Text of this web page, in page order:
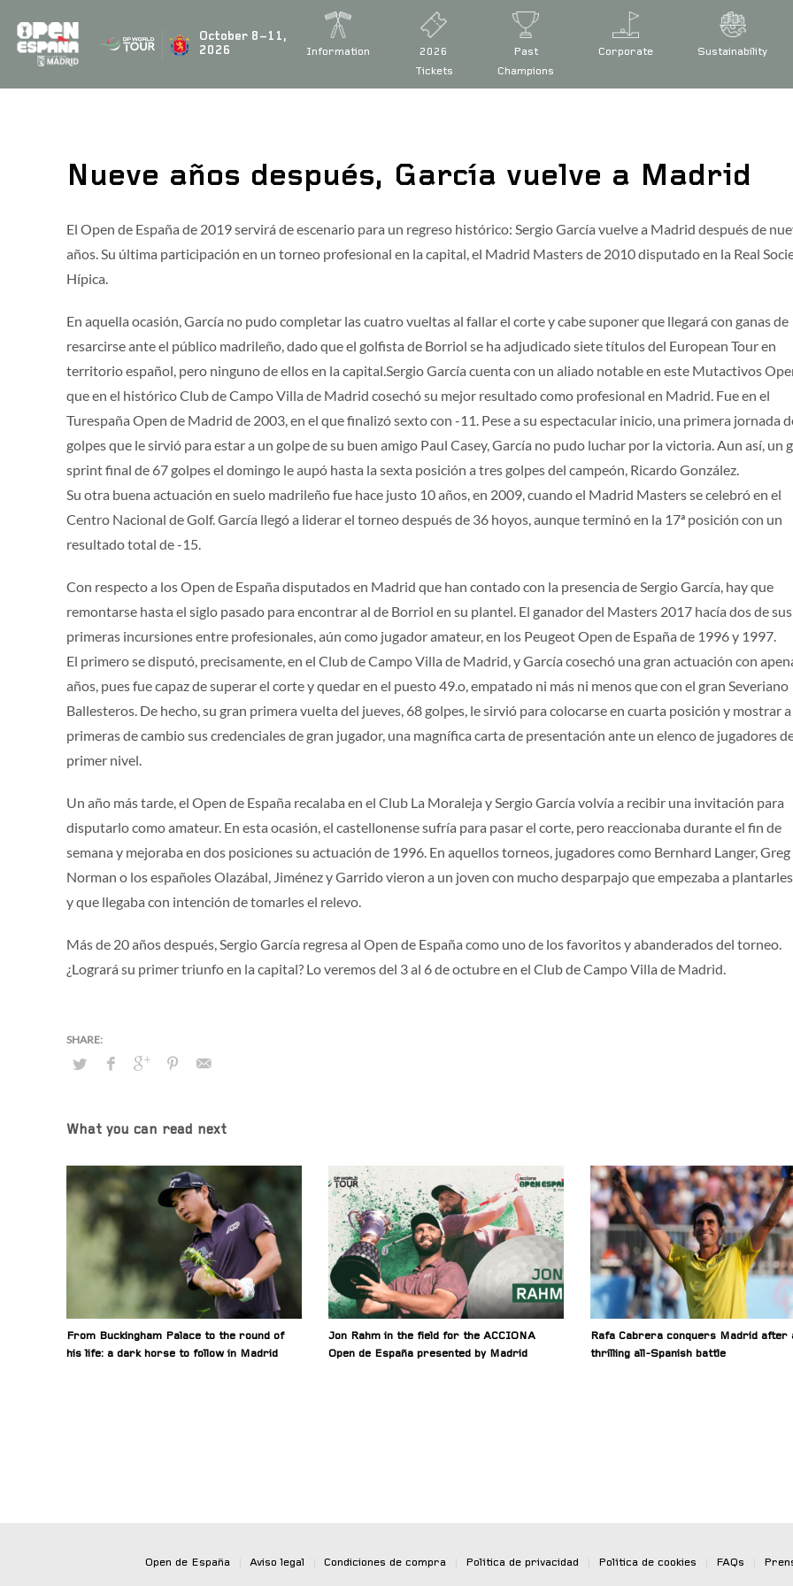
BUSCAR NOTICIAS
Rahm’s teammate Tyrrell Hatton signs up for the fiesta at the Open de España presented by Madrid
Marco Penge to return for the Open de España presented by Madrid defence
Jon Rahm to tee it up again at this year’s Open de España presented by Madrid
ES ENG
October 8–11,
2026
Information
2026
Tickets
Past
Champions
Corporate Sustainability
Nueve años después, García vuelve a Madrid
El Open de España de 2019 servirá de escenario para un regreso histórico: Sergio García vuelve a Madrid después de
años. Su última participación en un torneo profesional en la capital, el Madrid Masters de 2010 disputado en la Real
Hípica.
En aquella ocasión, García no pudo completar las cuatro vueltas al fallar el corte y cabe suponer que llegará con ganas de
resarcirse ante el público madrileño, dado que el golfista de Borriol se ha adjudicado siete títulos del European Tour en
territorio español, pero ninguno de ellos en la capital.Sergio García cuenta con un aliado notable en este Mutactivos
que en el histórico Club de Campo Villa de Madrid cosechó su mejor resultado como profesional en Madrid. Fue en el
Turespaña Open de Madrid de 2003, en el que finalizó sexto con -11. Pese a su espectacular inicio, una primera jornada
golpes que le sirvió para estar a un golpe de su buen amigo Paul Casey, García no pudo luchar por la victoria. Aun así, un
sprint final de 67 golpes el domingo le aupó hasta la sexta posición a tres golpes del campeón, Ricardo González.
Su otra buena actuación en suelo madrileño fue hace justo 10 años, en 2009, cuando el Madrid Masters se celebró en el
Centro Nacional de Golf. García llegó a liderar el torneo después de 36 hoyos, aunque terminó en la 17ª posición con un
resultado total de -15.
Con respecto a los Open de España disputados en Madrid que han contado con la presencia de Sergio García, hay que
remontarse hasta el siglo pasado para encontrar al de Borriol en su plantel. El ganador del Masters 2017 hacía dos de sus
primeras incursiones entre profesionales, aún como jugador amateur, en los Peugeot Open de España de 1996 y 1997.
El primero se disputó, precisamente, en el Club de Campo Villa de Madrid, y García cosechó una gran actuación con
años, pues fue capaz de superar el corte y quedar en el puesto 49.o, empatado ni más ni menos que con el gran Severiano
Ballesteros. De hecho, su gran primera vuelta del jueves, 68 golpes, le sirvió para colocarse en cuarta posición y mostrar
primeras de cambio sus credenciales de gran jugador, una magnífica carta de presentación ante un elenco de jugadores
primer nivel.
Un año más tarde, el Open de España recalaba en el Club La Moraleja y Sergio García volvía a recibir una invitación para
disputarlo como amateur. En esta ocasión, el castellonense sufría para pasar el corte, pero reaccionaba durante el fin de
semana y mejoraba en dos posiciones su actuación de 1996. En aquellos torneos, jugadores como Bernhard Langer, Greg
Norman o los españoles Olazábal, Jiménez y Garrido vieron a un joven con mucho desparpajo que empezaba a
y que llegaba con intención de tomarles el relevo.
Más de 20 años después, Sergio García regresa al Open de España como uno de los favoritos y abanderados del torneo.
¿Logrará su primer triunfo en la capital? Lo veremos del 3 al 6 de octubre en el Club de Campo Villa de Madrid.
What you can read next
From Buckingham Palace to the round of
his life: a dark horse to follow in Madrid
Jon Rahm in the field for the ACCIONA
Open de España presented by Madrid
Rafa Cabrera conquers Madrid after
thrilling all-Spanish battle
Open de España Aviso legal Condiciones de compra Política de privacidad Política de cookies FAQs